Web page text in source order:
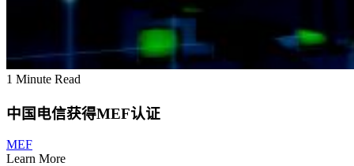
1 Minute Read
中国电信获得MEF认证
MEF
Learn More